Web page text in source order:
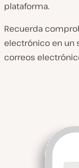
plataforma.
Recuerda
electrónico en un
correos